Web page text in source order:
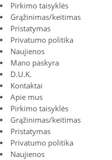
Pirkimo taisyklės
Grąžinimas/keitimas
Pristatymas
Privatumo politika
Naujienos
Mano paskyra
D.U.K.
Kontaktai
Apie mus
Pirkimo taisyklės
Grąžinimas/keitimas
Pristatymas
Privatumo politika
Naujienos